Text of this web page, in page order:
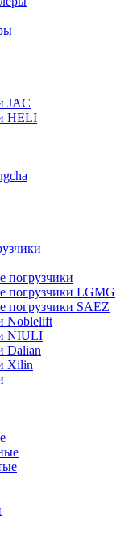
JAC
HELI
погрузчики
погрузчики LGMG
погрузчики SAEZ
Noblelift
NIULI
Dalian
Xilin